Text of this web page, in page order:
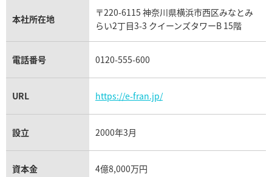
パネライ買取
チューダー（チュードル）買取
本社所在地
〒220-6115 神奈川県横浜市西区みなとみ
らい2丁目3-3 クイーンズタワーB 15階
電話番号 0120-555-600
URL https://e-fran.jp/
設立 2000年3月
資本金 4億8,000万円